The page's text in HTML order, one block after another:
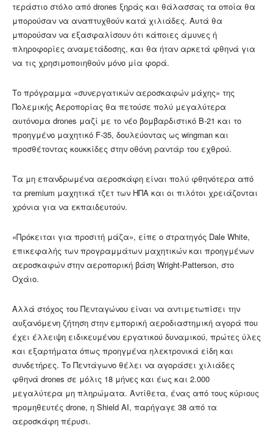
τεράστιο στόλο από drones ξηράς και θάλασσας τα οποία θα
μπορούσαν να αναπτυχθούν κατά χιλιάδες. Αυτά θα
μπορούσαν να εξασφαλίσουν ότι κάποιες άμυνες ή
πληροφορίες αναμετάδοσης, και θα ήταν αρκετά φθηνά για
να τις χρησιμοποιηθούν μόνο μία φορά.
Το πρόγραμμα «συνεργατικών αεροσκαφών μάχης» της
Πολεμικής Αεροπορίας θα πετούσε πολύ μεγαλύτερα
αυτόνομα drones μαζί με το νέο βομβαρδιστικό B-21 και το
προηγμένο μαχητικό F-35, δουλεύοντας ως wingman και
προσθέτοντας κουκκίδες στην οθόνη ραντάρ του εχθρού.
Τα μη επανδρωμένα αεροσκάφη είναι πολύ φθηνότερα από
τα premium μαχητικά τζετ των ΗΠΑ και οι πιλότοι χρειάζονται
χρόνια για να εκπαιδευτούν.
«Πρόκειται για προσιτή μάζα», είπε ο στρατηγός Dale White,
επικεφαλής των προγραμμάτων μαχητικών και προηγμένων
αεροσκαφών στην αεροπορική βάση Wright-Patterson, στο
Οχάιο.
Αλλά στόχος του Πενταγώνου είναι να αντιμετωπίσει την
αυξανόμενη ζήτηση στην εμπορική αεροδιαστημική αγορά που
έχει έλλειψη ειδικευμένου εργατικού δυναμικού, πρώτες ύλες
και εξαρτήματα όπως προηγμένα ηλεκτρονικά είδη και
συνδετήρες. Το Πεντάγωνο θέλει να αγοράσει χιλιάδες
φθηνά drones σε μόλις 18 μήνες και έως και 2.000
μεγαλύτερα μη πληρώματα. Αντίθετα, ένας από τους κύριους
προμηθευτές drone, η Shield AI, παρήγαγε 38 από τα
αεροσκάφη πέρυσι.